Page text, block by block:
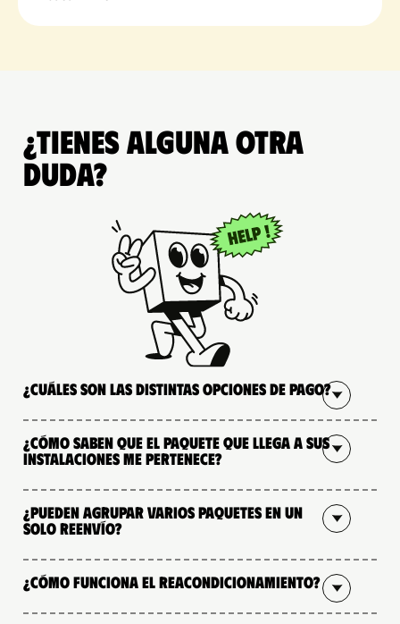
¿Tienes alguna otra
duda?
¿Cuáles son las distintas opciones de pago?
¿Cómo saben que el paquete que llega a sus
instalaciones me pertenece?
¿Pueden agrupar varios paquetes en un
solo reenvío?
¿Cómo funciona el reacondicionamiento?